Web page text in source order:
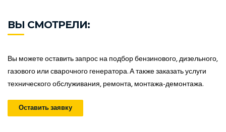
ВЫ СМОТРЕЛИ:
Вы можете оставить запрос на подбор бензинового, дизельного,
газового или сварочного генератора. А также заказать услуги
технического обслуживания, ремонта, монтажа-демонтажа.
Оставить заявку